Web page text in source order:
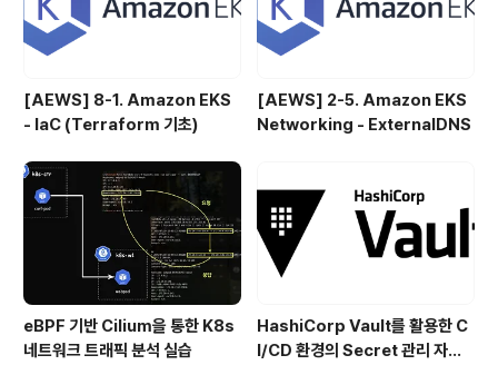
[AEWS] 8-1. Amazon EKS
- IaC (Terraform 기초)
[AEWS] 2-5. Amazon EKS
Networking - ExternalDNS
eBPF 기반 Cilium을 통한 K8s
네트워크 트래픽 분석 실습
HashiCorp Vault를 활용한 C
I/CD 환경의 Secret 관리 자동